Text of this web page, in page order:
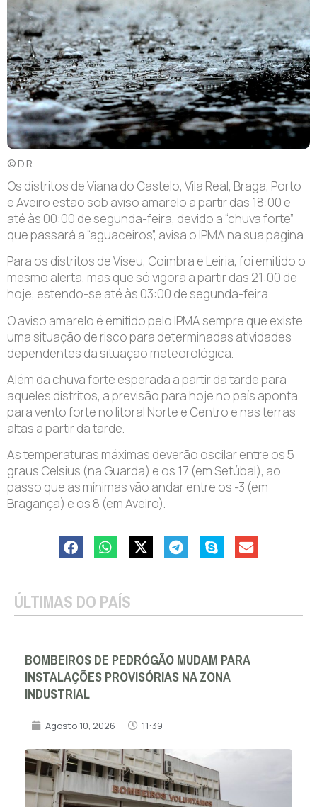
© D.R.
Os distritos de Viana do Castelo, Vila Real, Braga, Porto
e Aveiro estão sob aviso amarelo a partir das 18:00 e
até às 00:00 de segunda-feira, devido a “chuva forte”
que passará a “aguaceiros”, avisa o IPMA na sua página.
Para os distritos de Viseu, Coimbra e Leiria, foi emitido o
mesmo alerta, mas que só vigora a partir das 21:00 de
hoje, estendo-se até às 03:00 de segunda-feira.
O aviso amarelo é emitido pelo IPMA sempre que existe
uma situação de risco para determinadas atividades
dependentes da situação meteorológica.
Além da chuva forte esperada a partir da tarde para
aqueles distritos, a previsão para hoje no país aponta
para vento forte no litoral Norte e Centro e nas terras
altas a partir da tarde.
As temperaturas máximas deverão oscilar entre os 5
graus Celsius (na Guarda) e os 17 (em Setúbal), ao
passo que as mínimas vão andar entre os -3 (em
Bragança) e os 8 (em Aveiro).
ÚLTIMAS DO PAÍS
BOMBEIROS DE PEDRÓGÃO MUDAM PARA
INSTALAÇÕES PROVISÓRIAS NA ZONA
INDUSTRIAL
Agosto 10, 2026 11:39